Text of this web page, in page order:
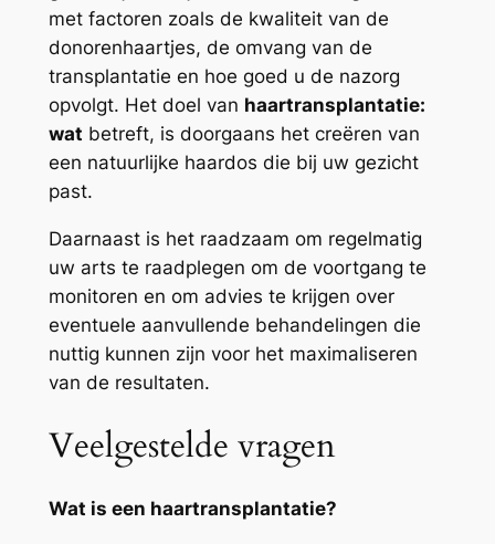
met factoren zoals de kwaliteit van de
donorenhaartjes, de omvang van de
transplantatie en hoe goed u de nazorg
opvolgt. Het doel van haartransplantatie:
wat betreft, is doorgaans het creëren van
een natuurlijke haardos die bij uw gezicht
past.
Daarnaast is het raadzaam om regelmatig
uw arts te raadplegen om de voortgang te
monitoren en om advies te krijgen over
eventuele aanvullende behandelingen die
nuttig kunnen zijn voor het maximaliseren
van de resultaten.
Veelgestelde vragen
Wat is een haartransplantatie?